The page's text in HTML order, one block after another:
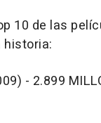
10 de las
historia:
- 2.899